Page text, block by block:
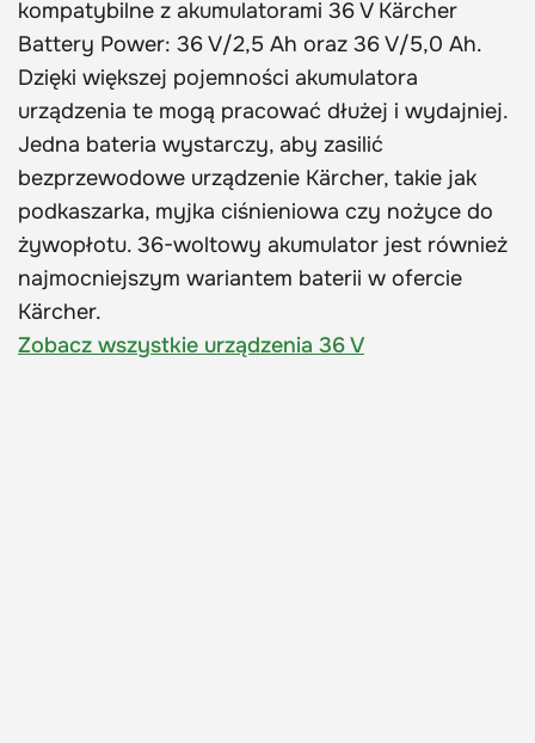
kompatybilne z akumulatorami 36 V Kärcher
Battery Power: 36 V/2,5 Ah oraz 36 V/5,0 Ah.
Dzięki większej pojemności akumulatora
urządzenia te mogą pracować dłużej i wydajniej.
Jedna bateria wystarczy, aby zasilić
bezprzewodowe urządzenie Kärcher, takie jak
podkaszarka, myjka ciśnieniowa czy nożyce do
żywopłotu. 36-woltowy akumulator jest również
najmocniejszym wariantem baterii w ofercie
Kärcher.
Zobacz wszystkie urządzenia 36 V